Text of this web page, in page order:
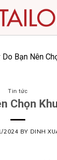
Do Bạn Nên
Tin tức
Chọn
2024 BY DINH